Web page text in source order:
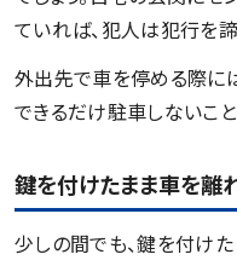
ていれば、犯人は犯行を
外出先で車を停める際に
できるだけ駐車しないこと
鍵を付けたまま車を離
少しの間でも、鍵を付け